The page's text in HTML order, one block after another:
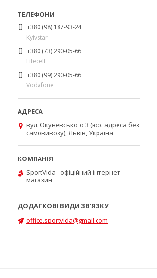
+380 (98) 187-93-24
Kyivstar
+380 (73) 290-05-66
Lifecell
+380 (99) 290-05-66
Vodafone
вул. Окуневського 3 (юр. адреса без
самовивозу), Львів, Україна
SportVida - офіційний інтернет-
магазин
office.sportvida@gmail.com